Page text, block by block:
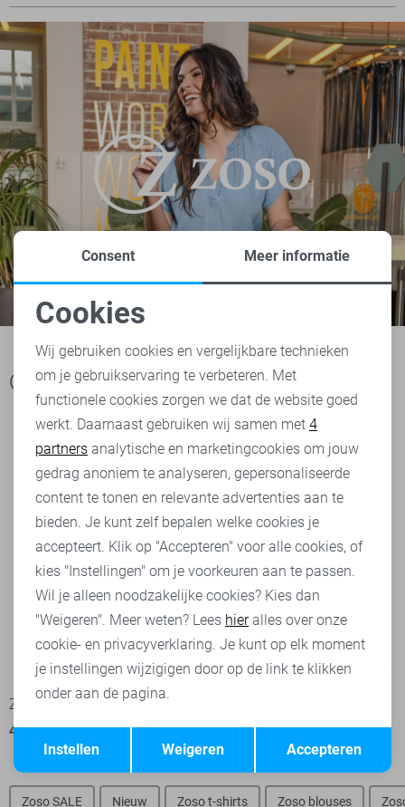
Ook het bekijken waard
-50%
Zoso Broek
40,00 79,95
37,50 74,95
Zoso SALE Nieuw Zoso t-shirts Zoso blouses
Noodzakelijke cookies
Personalisatie cookies
Analytische cookies
Marketing cookies
Terug Opslaan
Consent Meer informatie
Cookies
Wij gebruiken cookies en vergelijkbare technieken
om je gebruikservaring te verbeteren. Met
functionele cookies zorgen we dat de website goed
werkt. Daarnaast gebruiken wij samen met 4
partners analytische en marketingcookies om jouw
gedrag anoniem te analyseren, gepersonaliseerde
content te tonen en relevante advertenties aan te
bieden. Je kunt zelf bepalen welke cookies je
accepteert. Klik op "Accepteren" voor alle cookies, of
kies "Instellingen" om je voorkeuren aan te passen.
Wil je alleen noodzakelijke cookies? Kies dan
"Weigeren". Meer weten? Lees hieralles over onze
cookie- en privacyverklaring. Je kunt op elk moment
je instellingen wijzigigen door op de link te klikken
onder aan de pagina.
Accepteren
Weigeren
Instellen